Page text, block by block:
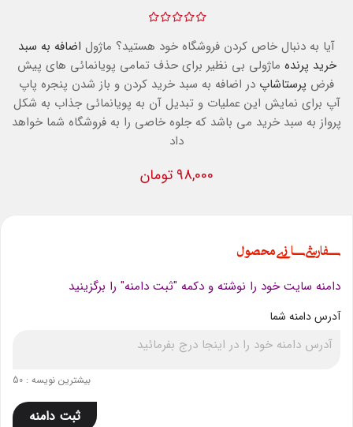
آیا به دنبال خاص کردن فروشگاه خود هستید؟ ماژول اضافه به سبد
خرید پرنده ماژولی بی نظیر برای حذف تمامی پویانمائی های پیش
فرض پرستاشاپ در اضافه به سبد خرید کردن و باز شدن پنجره پاپ
آپ برای نمایش این عملیات و تبدیل آن به پویانمائی جذاب به شکل
پرواز به سبد خرید می باشد که جلوه خاصی را به فروشگاه شما خواهد
داد
98,000 تومان
سفارشی سازی محصول
دامنه سایت خود را نوشته و دکمه "ثبت دامنه" را برگزینید
آدرس دامنه شما
بیشترین نویسه : 50
ثبت دامنه